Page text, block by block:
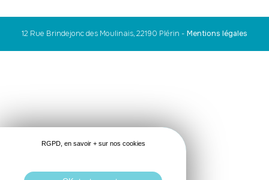
12 Rue Brindejonc des Moulinais, 22190 Plérin - Mentions légales
RGPD, en savoir + sur nos cookies